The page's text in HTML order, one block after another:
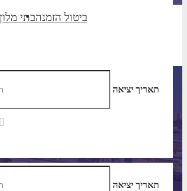
בתי מלוןביטול הזמנה
תאריך יציאה
תאריך יציאה